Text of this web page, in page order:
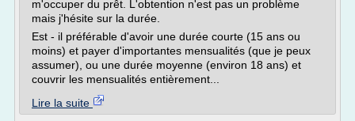
m'occuper du prêt. L'obtention n'est pas un problème
mais j'hésite sur la durée.
Est - il préférable d'avoir une durée courte (15 ans ou
moins) et payer d'importantes mensualités (que je peux
assumer), ou une durée moyenne (environ 18 ans) et
couvrir les mensualités entièrement...
Lire la suite